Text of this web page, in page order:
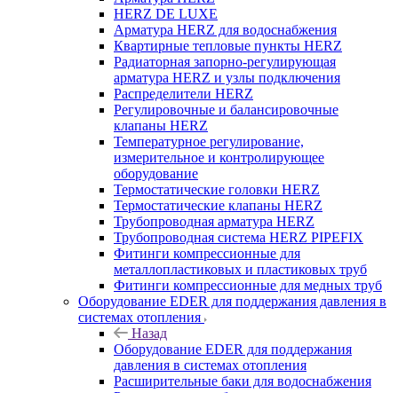
HERZ DE LUXE
Арматура HERZ для водоснабжения
Квартирные тепловые пункты HERZ
Радиаторная запорно-регулирующая
арматура HERZ и узлы подключения
Распределители HERZ
Регулировочные и балансировочные
клапаны HERZ
Температурное регулирование,
измерительное и контролирующее
оборудование
Термостатические головки HERZ
Термостатические клапаны HERZ
Трубопроводная арматура HERZ
Трубопроводная система HERZ PIPEFIX
Фитинги компрессионные для
металлопластиковых и пластиковых труб
Фитинги компрессионные для медных труб
Оборудование EDER для поддержания давления в
системах отопления
Назад
Оборудование EDER для поддержания
давления в системах отопления
Расширительные баки для водоснабжения